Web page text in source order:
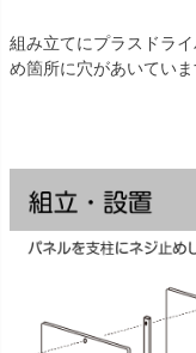
組み立てにプラスドラ
め箇所に穴があいていま